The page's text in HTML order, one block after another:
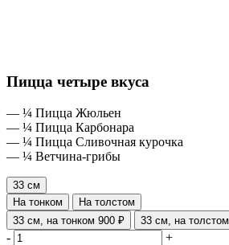
Пицца четыре вкуса
— ¼ Пицца Жюльен
— ¼ Пицца Карбонара
— ¼ Пицца Сливочная курочка
— ¼ Ветчина-грибы
33 см
На тонком
На толстом
33 см, на тонком 900 ₽ 33 см, на толстом
-
+